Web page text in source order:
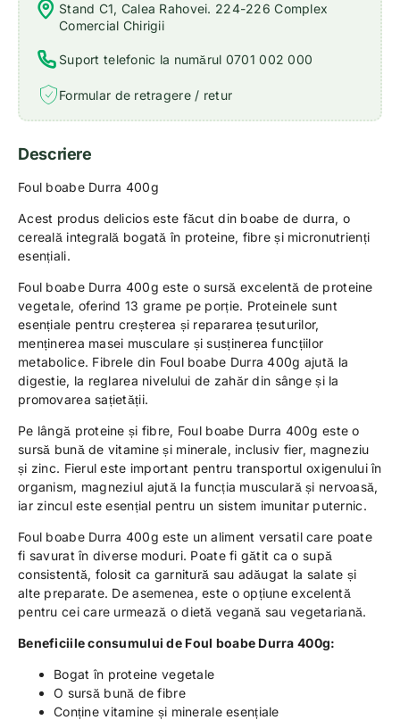
Stand C1, Calea Rahovei. 224-226 Complex
Comercial Chirigii
Suport telefonic la numărul 0701 002 000
Formular de retragere / retur
Descriere
Foul boabe Durra 400g
Acest produs delicios este făcut din boabe de durra, o
cereală integrală bogată în proteine, fibre și micronutrienți
esențiali.
Foul boabe Durra 400g este o sursă excelentă de proteine
vegetale, oferind 13 grame pe porție. Proteinele sunt
esențiale pentru creșterea și repararea țesuturilor,
menținerea masei musculare și susținerea funcțiilor
metabolice. Fibrele din Foul boabe Durra 400g ajută la
digestie, la reglarea nivelului de zahăr din sânge și la
promovarea sațietății.
Pe lângă proteine și fibre, Foul boabe Durra 400g este o
sursă bună de vitamine și minerale, inclusiv fier, magneziu
și zinc. Fierul este important pentru transportul oxigenului în
organism, magneziul ajută la funcția musculară și nervoasă,
iar zincul este esențial pentru un sistem imunitar puternic.
Foul boabe Durra 400g este un aliment versatil care poate
fi savurat în diverse moduri. Poate fi gătit ca o supă
consistentă, folosit ca garnitură sau adăugat la salate și
alte preparate. De asemenea, este o opțiune excelentă
pentru cei care urmează o dietă vegană sau vegetariană.
Beneficiile consumului de Foul boabe Durra 400g:
Bogat în proteine vegetale
O sursă bună de fibre
Conține vitamine și minerale esențiale